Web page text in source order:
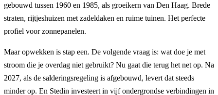
gebouwd tussen 1960 en 1985, als groeikern van Den Haag. Brede
straten, rijtjeshuizen met zadeldaken en ruime tuinen. Het perfecte
profiel voor zonnepanelen.
Maar opwekken is stap een. De volgende vraag is: wat doe je met
stroom die je overdag niet gebruikt? Nu gaat die terug het net op. Na
2027, als de salderingsregeling is afgebouwd, levert dat steeds
minder op. En Stedin investeert in vijf ondergrondse verbindingen in